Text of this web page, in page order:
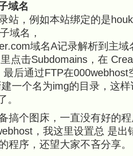
域名
站，例如本站绑定的是
域名，
域名A记录解析到主
点击Subdomains，在
最后通过FTP在
一个名为img的目录，这
。
搞个图床，一直没有好的
，我这里设置总 是出
程序，还望大家不吝分享。